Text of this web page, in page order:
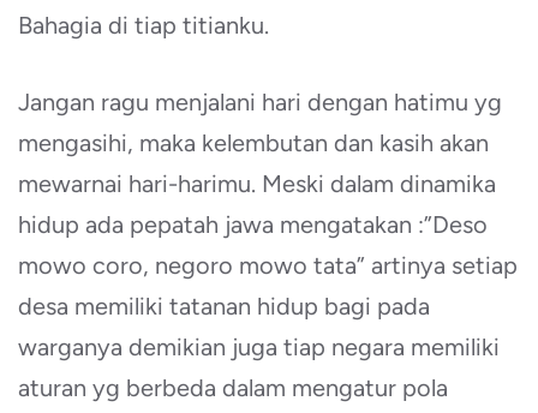
Bahagia di tiap titianku.
Jangan ragu menjalani hari dengan hatimu yg
mengasihi, maka kelembutan dan kasih akan
mewarnai hari-harimu. Meski dalam dinamika
hidup ada pepatah jawa mengatakan :”Deso
mowo coro, negoro mowo tata” artinya setiap
desa memiliki tatanan hidup bagi pada
warganya demikian juga tiap negara memiliki
aturan yg berbeda dalam mengatur pola